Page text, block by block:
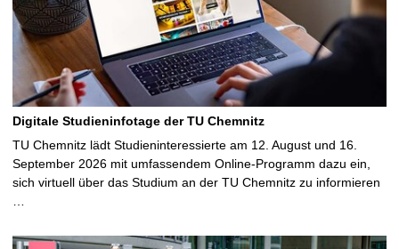
Digitale Studieninfotage der TU Chemnitz
TU Chemnitz lädt Studieninteressierte am 12. August und 16.
September 2026 mit umfassendem Online-Programm dazu ein,
sich virtuell über das Studium an der TU Chemnitz zu informieren